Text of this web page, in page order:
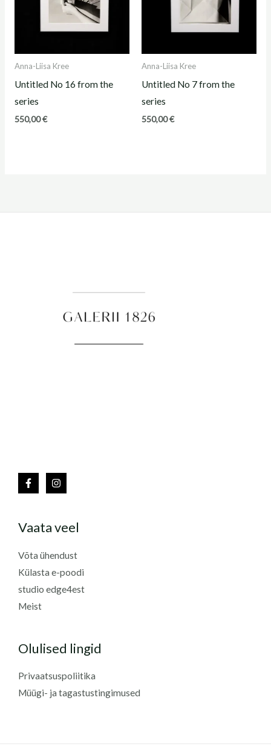
Anna-Liisa Kree
Untitled No 16 from the
series
550,00€
Anna-Liisa Kree
Untitled No 7 from the
series
550,00€
Vaata veel
Võta ühendust
Külasta e-poodi
studio edge4est
Meist
Olulised lingid
Privaatsuspoliitika
Müügi- ja tagastustingimused